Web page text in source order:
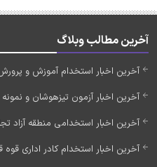
آخرین مطالب وبلاگ
آخرین اخبار استخدام آموزش و پرورش 1405 (به
آخرین اخبار آزمون تیزهوشان و
آخرین اخبار استخدامی منطقه آزاد
آخرین اخبار استخدام کادر اداری قوه قضاییه 1405